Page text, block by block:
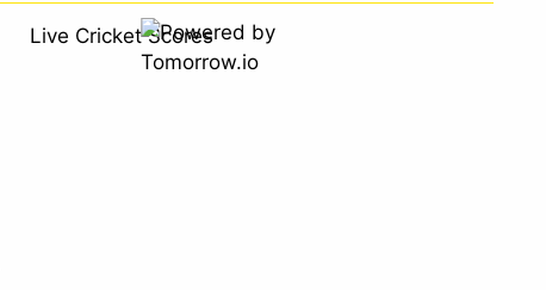
Live Cricket Scores